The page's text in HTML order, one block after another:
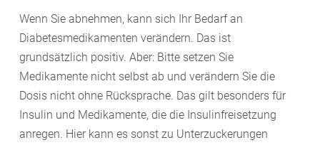
Wenn Sie abnehmen, kann sich Ihr Bedarf an
Diabetesmedikamenten verändern. Das ist
grundsätzlich positiv. Aber: Bitte setzen Sie
Medikamente nicht selbst ab und verändern Sie die
Dosis nicht ohne Rücksprache. Das gilt besonders für
Insulin und Medikamente, die die Insulinfreisetzung
anregen. Hier kann es sonst zu Unterzuckerungen